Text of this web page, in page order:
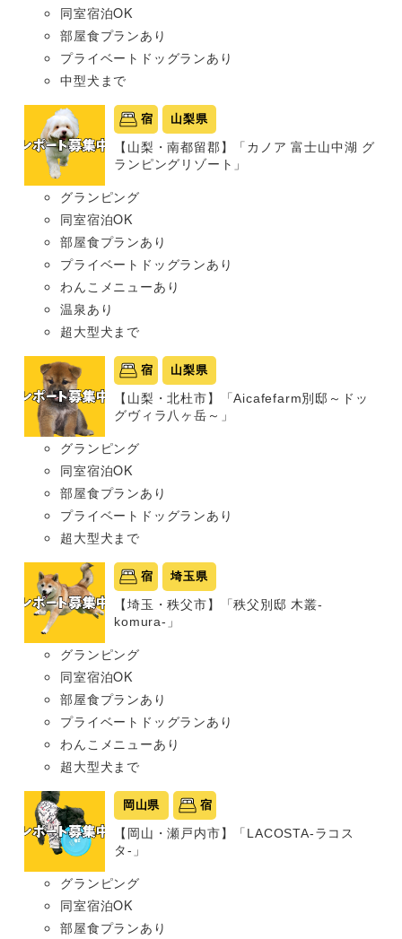
同室宿泊OK
部屋食プランあり
プライベートドッグランあり
中型犬まで
宿 山梨県
【山梨・南都留郡】「カノア 富士山中湖 グ
ランピングリゾート」
グランピング
同室宿泊OK
部屋食プランあり
プライベートドッグランあり
わんこメニューあり
温泉あり
超大型犬まで
宿 山梨県
【山梨・北杜市】「Aicafefarm別邸～ドッ
グヴィラ八ヶ岳～」
グランピング
同室宿泊OK
部屋食プランあり
プライベートドッグランあり
超大型犬まで
宿 埼玉県
【埼玉・秩父市】「秩父別邸 木叢-
komura-」
グランピング
同室宿泊OK
部屋食プランあり
プライベートドッグランあり
わんこメニューあり
超大型犬まで
岡山県 宿
【岡山・瀬戸内市】「LACOSTA-ラコス
タ-」
グランピング
同室宿泊OK
部屋食プランあり